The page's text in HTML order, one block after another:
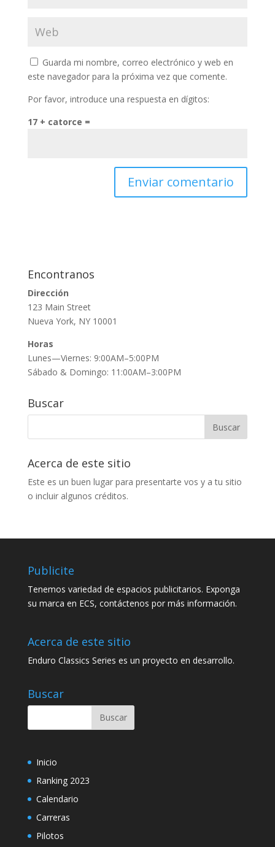
Guarda mi nombre, correo electrónico y web en
este navegador para la próxima vez que comente.
Por favor, introduce una respuesta en dígitos:
17 + catorce =
Encontranos
Dirección
123 Main Street
Nueva York, NY 10001
Horas
Lunes—Viernes: 9:00AM–5:00PM
Sábado & Domingo: 11:00AM–3:00PM
Buscar
Acerca de este sitio
Este es un buen lugar para presentarte vos y a tu sitio
o incluir algunos créditos.
Publicite
Tenemos variedad de espacios publicitarios. Exponga
su marca en ECS, contáctenos por más información.
Acerca de este sitio
Enduro Classics Series es un proyecto en desarrollo.
Buscar
Inicio
Ranking 2023
Calendario
Carreras
Pilotos